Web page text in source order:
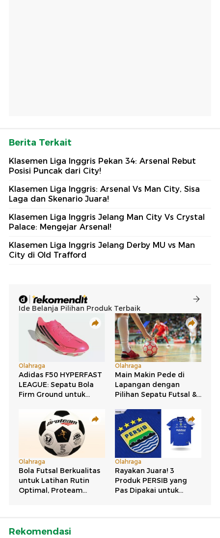
Berita Terkait
Klasemen Liga Inggris Pekan 34: Arsenal Rebut
Posisi Puncak dari City!
Klasemen Liga Inggris: Arsenal Vs Man City, Sisa
Laga dan Skenario Juara!
Klasemen Liga Inggris Jelang Man City Vs Crystal
Palace: Mengejar Arsenal!
Klasemen Liga Inggris Jelang Derby MU vs Man
City di Old Trafford
Rekomendasi